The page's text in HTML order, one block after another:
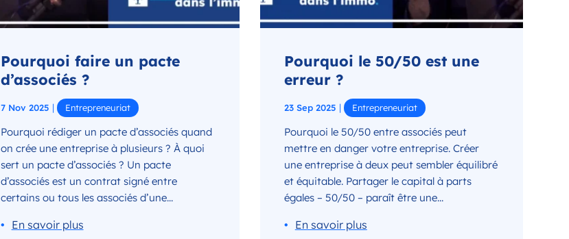
Pourquoi faire un pacte
d’associés ?
7 Nov 2025 | Entrepreneuriat
Pourquoi rédiger un pacte d’associés quand
on crée une entreprise à plusieurs ? À quoi
sert un pacte d’associés ? Un pacte
d’associés est un contrat signé entre
certains ou tous les associés d’une...
Pourquoi le 50/50 est une
erreur ?
23 Sep 2025 | Entrepreneuriat
Pourquoi le 50/50 entre associés peut
mettre en danger votre entreprise. Créer
une entreprise à deux peut sembler équilibré
et équitable. Partager le capital à parts
égales – 50/50 – paraît être une...